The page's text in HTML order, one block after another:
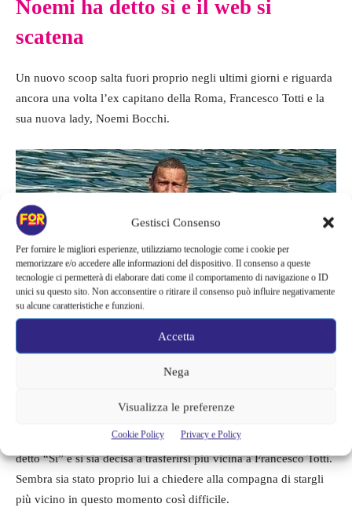
Gestisci Consenso
Per fornire le migliori esperienze, utilizziamo tecnologie come i cookie per
memorizzare e/o accedere alle informazioni del dispositivo. Il consenso a queste
tecnologie ci permetterà di elaborare dati come il comportamento di navigazione o ID
unici su questo sito. Non acconsentire o ritirare il consenso può influire negativamente
su alcune caratteristiche e funzioni.
Accetta
Nega
Visualizza le preferenze
Cookie Policy Privacy e Policy
Noemi ha detto sì e il web si
scatena
Un nuovo scoop salta fuori proprio negli ultimi giorni e riguarda
ancora una volta l’ex capitano della Roma, Francesco Totti e la
sua nuova lady, Noemi Bocchi.
La coppia sembra procedere avanti sulla via dell’amore, felice e
Sembra che dopo un dubbio iniziale Noemi Bocchi abbiamo
detto “Sì” e si sia decisa a trasferirsi più vicina a Francesco Totti.
Sembra sia stato proprio lui a chiedere alla compagna di stargli
più vicino in questo momento così difficile.